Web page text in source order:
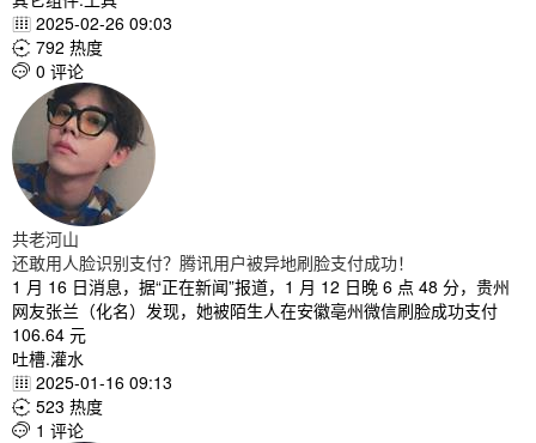
 2025-02-26 09:03
 792 热度
 0 评论
共老河山
还敢用人脸识别支付？腾讯用户被异地刷脸支付成功！
1 月 16 日消息，据“正在新闻”报道，1 月 12 日晚 6 点 48 分，贵州
网友张兰（化名）发现，她被陌生人在安徽亳州微信刷脸成功支付
106.64 元
吐槽.灌水
 2025-01-16 09:13
 523 热度
 1 评论